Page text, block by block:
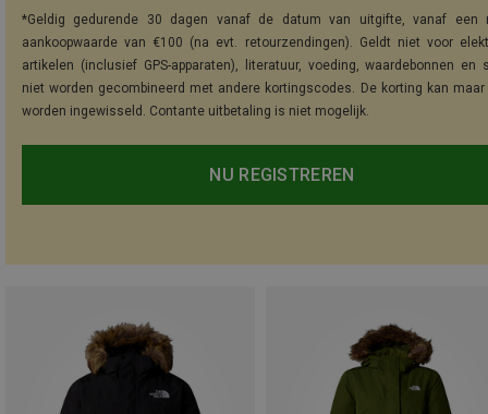
*Geldig gedurende 30 dagen vanaf de datum van uitgifte, vanaf een
aankoopwaarde van €100 (na evt. retourzendingen). Geldt niet voor
artikelen (inclusief GPS-apparaten), literatuur, voeding, waardebonnen en
niet worden gecombineerd met andere kortingscodes. De korting kan maar
worden ingewisseld. Contante uitbetaling is niet mogelijk.
NU REGISTREREN